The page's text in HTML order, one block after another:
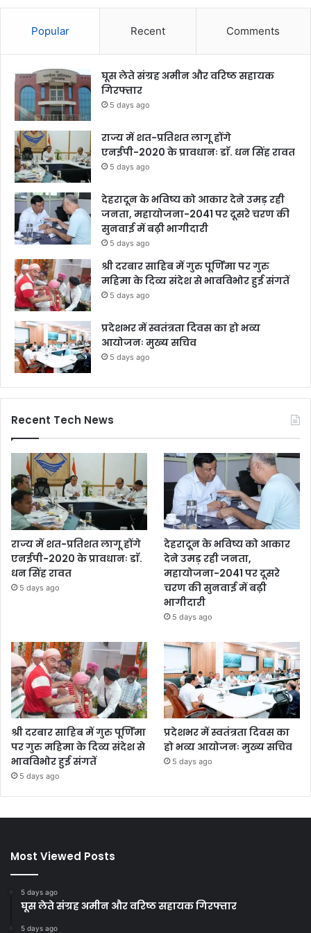
Popular Recent Comments
घूस लेते संग्रह अमीन और वरिष्ठ सहायक
गिरफ्तार
5 days ago
राज्य में शत-प्रतिशत लागू होंगे
एनईपी-2020 के प्रावधानः डाॅ. धन सिंह रावत
5 days ago
देहरादून के भविष्य को आकार देने उमड़ रही
जनता, महायोजना-2041 पर दूसरे चरण की
सुनवाई में बढ़ी भागीदारी
5 days ago
श्री दरबार साहिब में गुरु पूर्णिमा पर गुरु
महिमा के दिव्य संदेश से भावविभोर हुई संगतें
5 days ago
प्रदेशभर में स्वतंत्रता दिवस का हो भव्य
आयोजनः मुख्य सचिव
5 days ago
Recent Tech News
राज्य में शत-प्रतिशत लागू होंगे
एनईपी-2020 के प्रावधानः डाॅ.
धन सिंह रावत
5 days ago
देहरादून के भविष्य को आकार
देने उमड़ रही जनता,
महायोजना-2041 पर दूसरे
चरण की सुनवाई में बढ़ी
भागीदारी
5 days ago
श्री दरबार साहिब में गुरु पूर्णिमा
पर गुरु महिमा के दिव्य संदेश से
भावविभोर हुई संगतें
5 days ago
प्रदेशभर में स्वतंत्रता दिवस का
हो भव्य आयोजनः मुख्य सचिव
5 days ago
Most Viewed Posts
5 days ago
घूस लेते संग्रह अमीन और वरिष्ठ सहायक गिरफ्तार
5 days ago